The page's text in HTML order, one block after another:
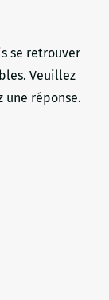
se retrouver
Veuillez
une réponse.